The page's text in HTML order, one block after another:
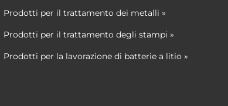
Prodotti per il trattamento dei metalli »
Prodotti per il trattamento degli stampi »
Prodotti per la lavorazione di batterie a litio »